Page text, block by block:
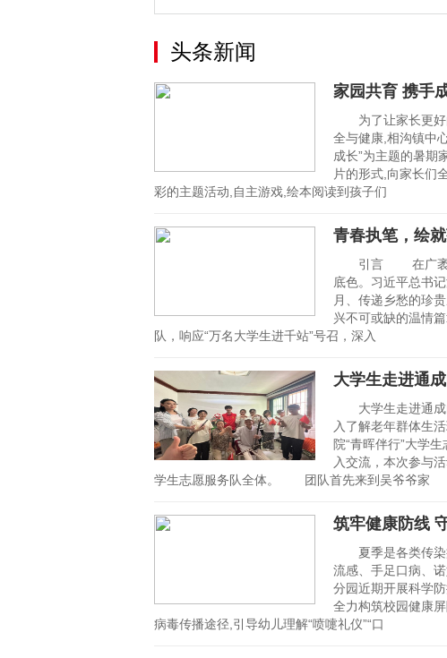
头条新闻
家园共育 携手
为了让家长更好
全与健康,相沟镇中
成长”为主题的暑
片的形式,向家长们
彩的主题活动,自主游戏,绘本阅读到孩子们
青春执笔，绘
引言 在广袤的
底色。习近平总书
月、传递乡愁的珍
兴不可或缺的温情
队，响应“万名大学生进千站”号召，深入
大学生走进通
大学生走进通成
入了解老年群体生
院“青晖伴行”大学
入交流，本次参与
学生志愿服务队全体。 团队首先来到吴爷爷家
筑牢健康防线
夏季是各类传染
流感、手足口病、
分园近期开展科学
全力构筑校园健康
病毒传播途径,引导幼儿理解“喷嚏礼仪”“口